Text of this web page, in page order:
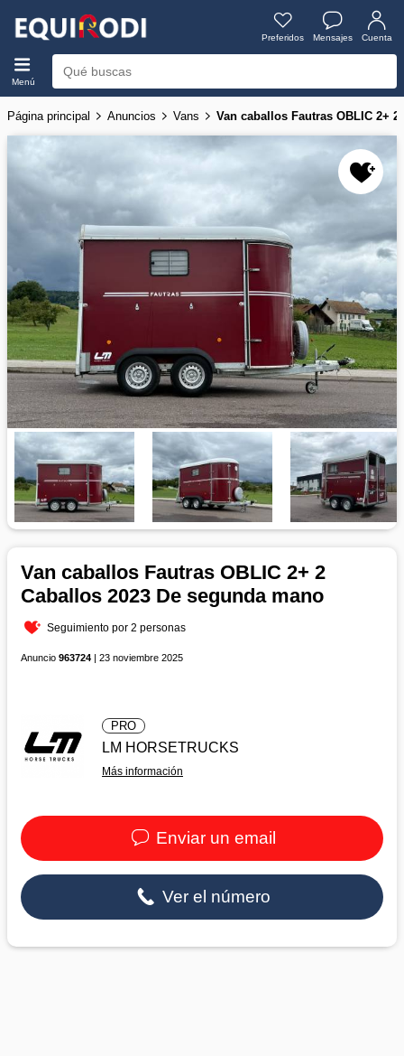
Preferidos Mensajes Cuenta
Menú
Página principal Anuncios Vans Van caballos Fautras OBLIC 2+
Van caballos Fautras OBLIC 2+ 2
Caballos 2023 De segunda mano
Seguimiento por 2 personas
Anuncio 963724 | 23 noviembre 2025
PRO
LM HORSETRUCKS
Más información
Enviar un email
Ver el número